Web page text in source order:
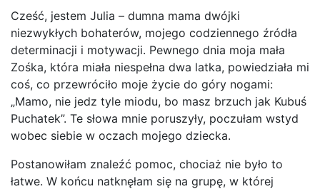
Cześć, jestem Julia – dumna mama dwójki
niezwykłych bohaterów, mojego codziennego źródła
determinacji i motywacji. Pewnego dnia moja mała
Zośka, która miała niespełna dwa latka, powiedziała mi
coś, co przewróciło moje życie do góry nogami:
„Mamo, nie jedz tyle miodu, bo masz brzuch jak Kubuś
Puchatek”. Te słowa mnie poruszyły, poczułam wstyd
wobec siebie w oczach mojego dziecka.
Postanowiłam znaleźć pomoc, chociaż nie było to
łatwe. W końcu natknęłam się na grupę, w której